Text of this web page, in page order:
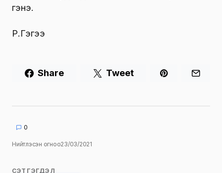
гэнэ.
Р.Гэгээ
Share Tweet
0
Нийтлэсэн огноо23/03/2021
СЭТГЭГДЭЛ